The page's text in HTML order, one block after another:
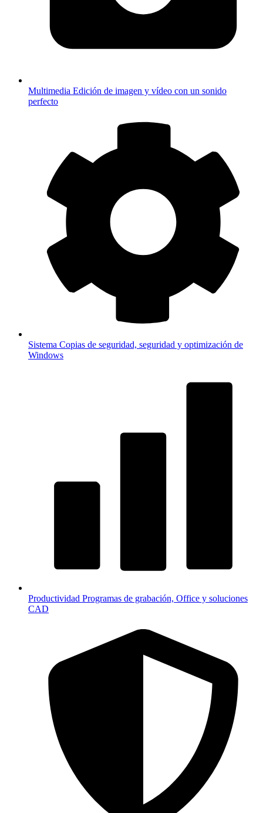
Multimedia Edición de imagen y vídeo con un sonido
perfecto
Sistema Copias de seguridad, seguridad y optimización de
Windows
Productividad Programas de grabación, Office y soluciones
CAD